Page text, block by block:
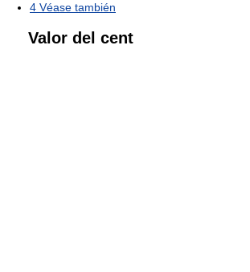
4 Véase también
Valor del cent